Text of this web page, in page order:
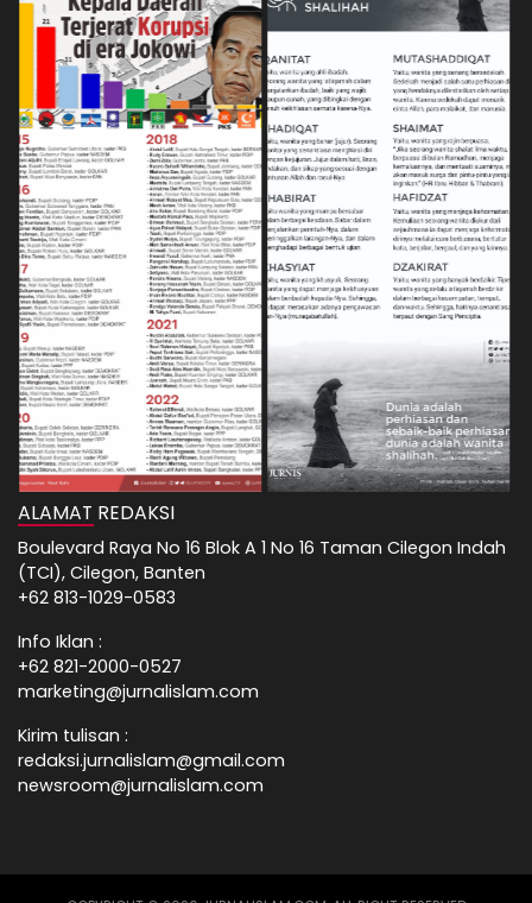
ALAMAT REDAKSI
Boulevard Raya No 16 Blok A 1 No 16 Taman Cilegon Indah
(TCI), Cilegon, Banten
+62 813-1029-0583
Info Iklan :
+62 821-2000-0527
marketing@jurnalislam.com
Kirim tulisan :
redaksi.jurnalislam@gmail.com
newsroom@jurnalislam.com